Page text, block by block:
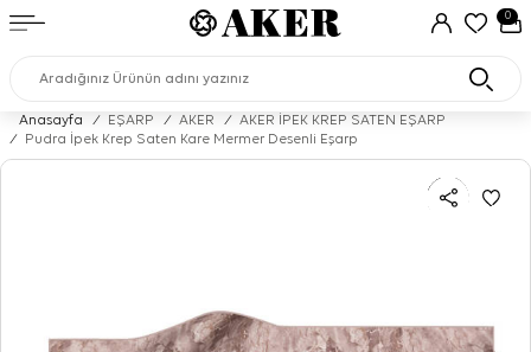
0
Anasayfa / EŞARP / AKER /
AKER İPEK KREP SATEN EŞARP
/
Pudra İpek Krep Saten Kare Mermer Desenli Eşarp